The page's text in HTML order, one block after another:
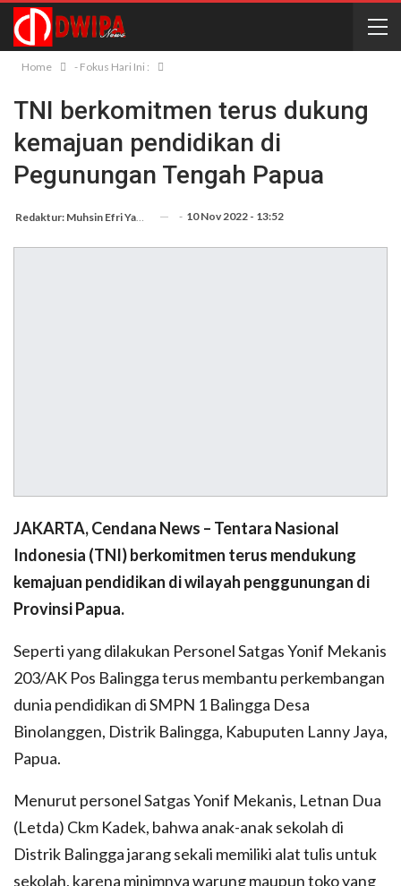
Home - Fokus Hari Ini :
TNI berkomitmen terus dukung
kemajuan pendidikan di
Pegunungan Tengah Papua
- 10 Nov 2022 - 13:52
JAKARTA, Cendana News – Tentara Nasional
Indonesia (TNI) berkomitmen terus mendukung
kemajuan pendidikan di wilayah penggunungan di
Provinsi Papua.
Seperti yang dilakukan Personel Satgas Yonif Mekanis
203/AK Pos Balingga terus membantu perkembangan
dunia pendidikan di SMPN 1 Balingga Desa
Binolanggen, Distrik Balingga, Kabuputen Lanny Jaya,
Papua.
Menurut personel Satgas Yonif Mekanis, Letnan Dua
(Letda) Ckm Kadek, bahwa anak-anak sekolah di
Distrik Balingga jarang sekali memiliki alat tulis untuk
sekolah, karena minimnya warung maupun toko yang